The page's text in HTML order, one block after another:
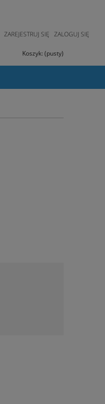
ZAREJESTRUJ SIĘ ZALOGUJ SIĘ
Koszyk: (pusty)